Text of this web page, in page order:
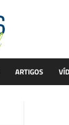
ARTIGOS